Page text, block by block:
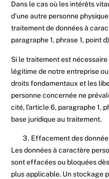
Dans le cas où les intérêts
d’une autre personne
traitement de données à
paragraphe 1, phrase 1, point
Si le traitement est
légitime de notre entreprise
droits fondamentaux et les
personne concernée ne
cité, l’article 6, paragraphe 1,
base juridique au traitement.
Effacement des
Les données à caractère
sont effacées ou bloquées
plus applicable. Un stockage